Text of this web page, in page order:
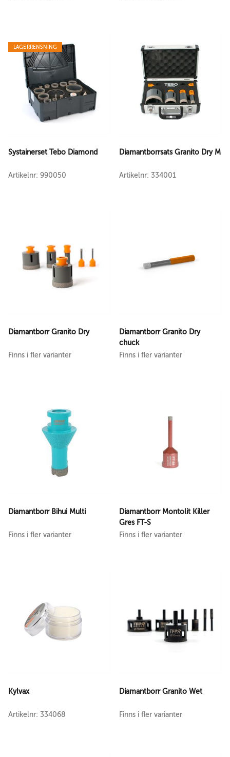
LAGERRENSNING
Systainerset Tebo Diamond
Artikelnr: 990050
Diamantborrsats Granito Dry M
Artikelnr: 334001
Diamantborr Granito Dry
Finns i fler varianter
Diamantborr Granito Dry
chuck
Finns i fler varianter
Diamantborr Bihui Multi
Finns i fler varianter
Diamantborr Montolit Killer
Gres FT-S
Finns i fler varianter
Kylvax
Artikelnr: 334068
Diamantborr Granito Wet
Finns i fler varianter